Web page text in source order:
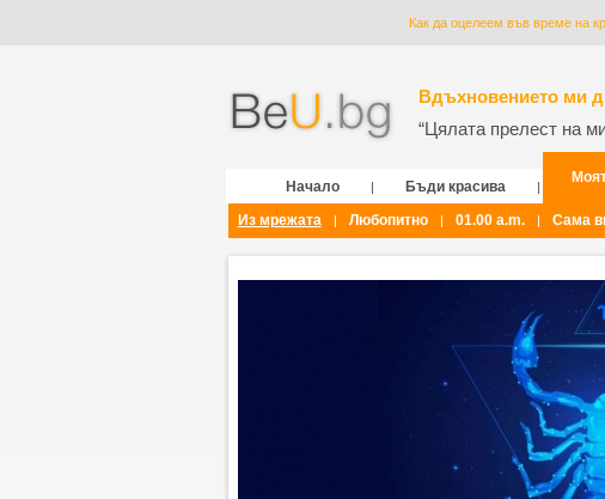
Как да оцелеем във време на
Вдъхновението ми
“Цялата прелест на
Начало | Бъди красива |
Из мрежата
| Любопитно | 01.00 a.m. | Сама